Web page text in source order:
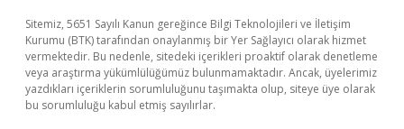
Sitemiz, 5651 Sayılı Kanun gereğince Bilgi Teknolojileri ve İletişim
Kurumu (BTK) tarafından onaylanmış bir Yer Sağlayıcı olarak hizmet
vermektedir. Bu nedenle, sitedeki içerikleri proaktif olarak denetleme
veya araştırma yükümlülüğümüz bulunmamaktadır. Ancak, üyelerimiz
yazdıkları içeriklerin sorumluluğunu taşımakta olup, siteye üye olarak
bu sorumluluğu kabul etmiş sayılırlar.